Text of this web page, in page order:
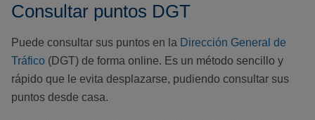
Consultar puntos DGT
Puede consultar sus puntos en la Dirección General de
Tráfico (DGT) de forma online. Es un método sencillo y
rápido que le evita desplazarse, pudiendo consultar sus
puntos desde casa.